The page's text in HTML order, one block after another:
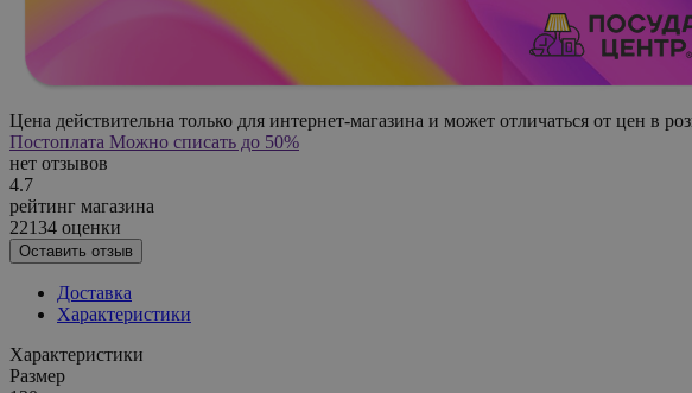
Цена действительна только для интернет-магазина и может отличаться от цен в
Постоплата Можно списать до 50%
нет отзывов
4.7
рейтинг магазина
22134 оценки
Оставить отзыв
Доставка
Характеристики
Характеристики
Размер